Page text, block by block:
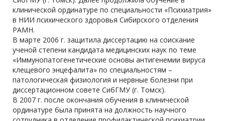
клинической ординатуре по специальности «Психиатрия»
в НИИ психического здоровья Сибирского отделения
РАМН.
В марте 2006 г. защитила диссертацию на соискание
ученой степени кандидата медицинских наук по теме
«Иммунопатогенетические основы антигенемии вируса
клещевого энцефалита» по специальностям –
патологическая физиология и нервные болезни при
диссертационном совете СибГМУ (г. Томск).
В 2007 г. после окончания обучения в клинической
ординатуре была принята на должность научного